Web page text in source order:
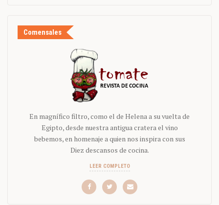
Comensales
En magnífico filtro, como el de Helena a su vuelta de
Egipto, desde nuestra antigua cratera el vino
bebemos, en homenaje a quien nos inspira con sus
Diez descansos de cocina.
LEER COMPLETO